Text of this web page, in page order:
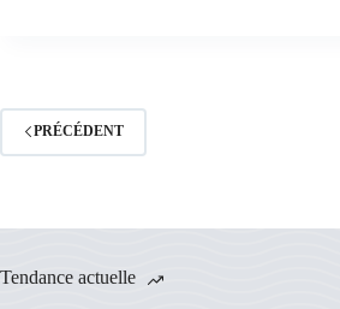
PRÉCÉDENT
Tendance actuelle